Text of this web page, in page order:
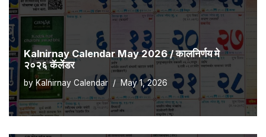
Kalnirnay Calendar May 2026 / कालनिर्णय मे
२०२६ कॅलेंडर
by Kalnirnay Calendar May 1, 2026